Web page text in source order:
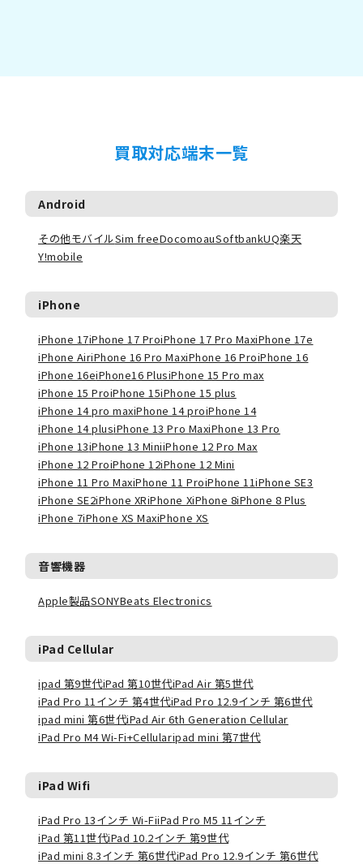
買取対応端末一覧
Android
その他モバイルSim freeDocomoauSoftbankUQ楽天
Y!mobile
iPhone
iPhone 17iPhone 17 ProiPhone 17 Pro MaxiPhone 17e
iPhone AiriPhone 16 Pro MaxiPhone 16 ProiPhone 16
iPhone 16eiPhone16 PlusiPhone 15 Pro max
iPhone 15 ProiPhone 15iPhone 15 plus
iPhone 14 pro maxiPhone 14 proiPhone 14
iPhone 14 plusiPhone 13 Pro MaxiPhone 13 Pro
iPhone 13iPhone 13 MiniiPhone 12 Pro Max
iPhone 12 ProiPhone 12iPhone 12 Mini
iPhone 11 Pro MaxiPhone 11 ProiPhone 11iPhone SE3
iPhone SE2iPhone XRiPhone XiPhone 8iPhone 8 Plus
iPhone 7iPhone XS MaxiPhone XS
音響機器
Apple製品SONYBeats Electronics
iPad Cellular
ipad 第9世代iPad 第10世代iPad Air 第5世代
iPad Pro 11インチ 第4世代iPad Pro 12.9インチ 第6世代
ipad mini 第6世代iPad Air 6th Generation Cellular
iPad Pro M4 Wi-Fi+Cellularipad mini 第7世代
iPad Wifi
iPad Pro 13インチ Wi-FiiPad Pro M5 11インチ
iPad 第11世代iPad 10.2インチ 第9世代
iPad mini 8.3インチ 第6世代iPad Pro 12.9インチ 第6世代